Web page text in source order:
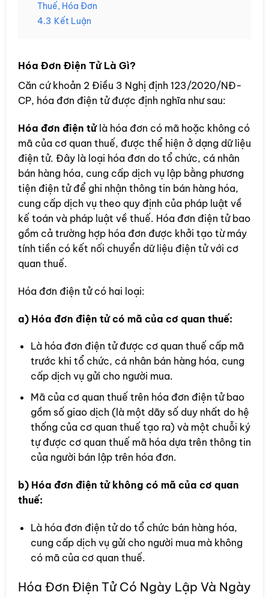
Thuế, Hóa Đơn
4.3 Kết Luận
Hóa Đơn Điện Tử Là Gì?
Căn cứ khoản 2 Điều 3 Nghị định 123/2020/NĐ-
CP, hóa đơn điện tử được định nghĩa như sau:
Hóa đơn điện tửlà hóa đơn có mã hoặc không có
mã của cơ quan thuế, được thể hiện ở dạng dữ liệu
điện tử. Đây là loại hóa đơn do tổ chức, cá nhân
bán hàng hóa, cung cấp dịch vụ lập bằng phương
tiện điện tử để ghi nhận thông tin bán hàng hóa,
cung cấp dịch vụ theo quy định của pháp luật về
kế toán và pháp luật về thuế. Hóa đơn điện tử bao
gồm cả trường hợp hóa đơn được khởi tạo từ máy
tính tiền có kết nối chuyển dữ liệu điện tử với cơ
quan thuế.
Hóa đơn điện tử có hai loại:
a) Hóa đơn điện tử có mã của cơ quan thuế:
Là hóa đơn điện tử được cơ quan thuế cấp mã
trước khi tổ chức, cá nhân bán hàng hóa, cung
cấp dịch vụ gửi cho người mua.
Mã của cơ quan thuế trên hóa đơn điện tử bao
gồm số giao dịch (là một dãy số duy nhất do hệ
thống của cơ quan thuế tạo ra) và một chuỗi ký
tự được cơ quan thuế mã hóa dựa trên thông tin
của người bán lập trên hóa đơn.
b) Hóa đơn điện tử không có mã của cơ quan
thuế:
Là hóa đơn điện tử do tổ chức bán hàng hóa,
cung cấp dịch vụ gửi cho người mua mà không
có mã của cơ quan thuế.
Hóa Đơn Điện Tử Có Ngày Lập Và Ngày